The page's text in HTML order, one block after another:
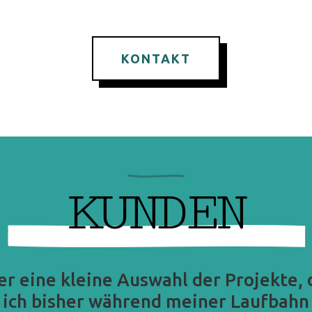
KONTAKT
KUNDEN
eine kleine Auswahl der Projekte,
ich bisher während meiner Laufbahn